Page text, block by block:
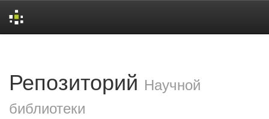
Репозиторий Научной
библиотеки